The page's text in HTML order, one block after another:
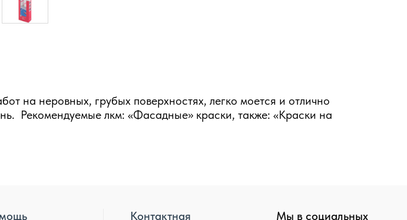
на неровных, грубых поверхностях, легко моется и отлично
Рекомендуемые лкм: «Фасадные» краски, также: «Краски на
Контактная Мы в социальных